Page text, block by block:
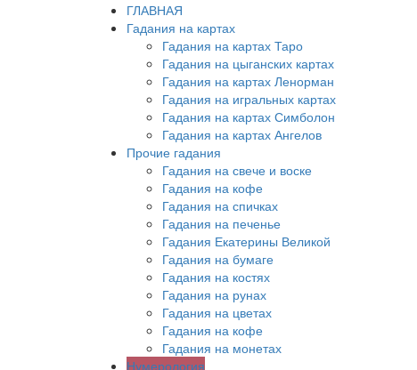
ГЛАВНАЯ
Гадания на картах
Гадания на картах Таро
Гадания на цыганских картах
Гадания на картах Ленорман
Гадания на игральных картах
Гадания на картах Симболон
Гадания на картах Ангелов
Прочие гадания
Гадания на свече и воске
Гадания на кофе
Гадания на спичках
Гадания на печенье
Гадания Екатерины Великой
Гадания на бумаге
Гадания на костях
Гадания на рунах
Гадания на цветах
Гадания на кофе
Гадания на монетах
Нумерология